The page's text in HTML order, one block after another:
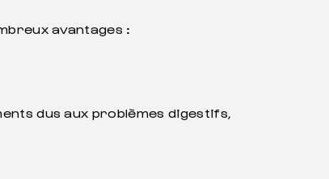
avantages :
dus aux problèmes digestifs,